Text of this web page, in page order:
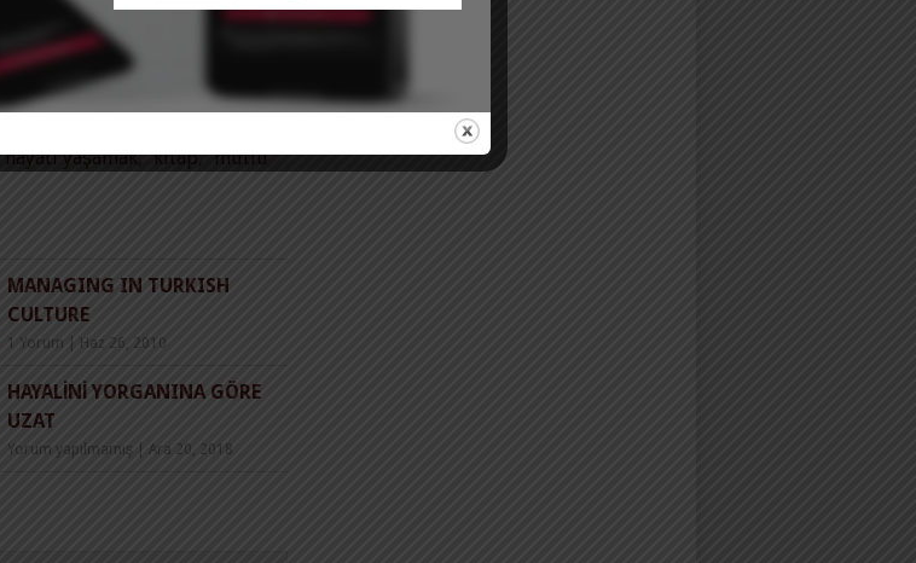
hayatı yaşamak, kitap, mutlu
MANAGING IN TURKISH
CULTURE
1 Yorum Haz 26, 2010
HAYALINI YORGANINA GÖRE
UZAT
Yorum yapılmamış |Ara 20, 2018